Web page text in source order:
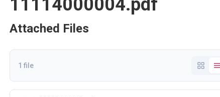
11114000004.pdf
Attached Files
1 file